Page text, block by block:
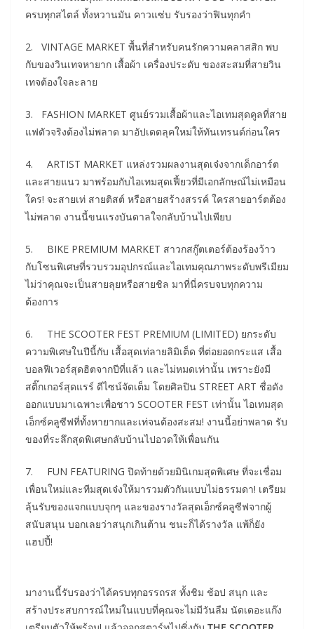
ครบทุกสไตล์ ทั้งหวานมัน คาวแซ่บ รับรองว่าฟินทุกคำ
2. VINTAGE MARKET พื้นที่สำหรับคนรักความคลาสสิก พบ
กับของวินเทจหายาก เสื้อผ้า เครื่องประดับ ของสะสมที่สายวิน
เทจต้องใจละลาย
3. FASHION MARKET ศูนย์รวมเสื้อผ้าและไอเทมสุดคูลที่สาย
แฟตัวจริงต้องไม่พลาด มาอัปเดตลุคใหม่ให้ทันเทรนด์ก่อนใคร
4. ARTIST MARKET แหล่งรวมผลงานสุดเจ๋งจากเด็กอาร์ต
และสายแนว มาพร้อมกับไอเทมสุดเฟี้ยวที่มีเอกลักษณ์ไม่เหมือน
ใคร! จะสายเท่ สายติสต์ หรือสายสร้างสรรค์ ใครสายอาร์ตต้อง
ไม่พลาด งานนี้ขนแรงบันดาลใจกลับบ้านไปเพียบ
5. BIKE PREMIUM MARKET สาวกสกู๊ตเตอร์ต้องร้องว้าว
กับโซนพิเศษที่รวบรวมอุปกรณ์และไอเทมคุณภาพระดับพรีเมียม
ไม่ว่าคุณจะเป็นสายลุยหรือสายชิล มาที่นี่ครบจบทุกความ
ต้องการ
6. THE SCOOTER FEST PREMIUM (LIMITED) ยกระดับ
ความพิเศษในปีนี้กับ เสื้อสุดเท่ลายลิมิเต็ด ที่ต่อยอดกระแส เสื้อ
บอลฟีเวอร์สุดฮิตจากปีที่แล้ว และไม่หมดเท่านั้น เพราะยังมี
สติ๊กเกอร์สุดแรร์ ดีไซน์จัดเต็ม โดยศิลปิน STREET ART ชื่อดัง
ออกแบบมาเฉพาะเพื่อชาว SCOOTER FEST เท่านั้น ไอเทมสุด
เอ็กซ์คลูซีฟที่ทั้งหายากและเท่จนต้องสะสม! งานนี้อย่าพลาด รับ
ของที่ระลึกสุดพิเศษกลับบ้านไปอวดให้เพื่อนกัน
7. FUN FEATURING ปิดท้ายด้วยมินิเกมสุดพิเศษ ที่จะเชื่อม
เพื่อนใหม่และทีมสุดเจ๋งให้มารวมตัวกันแบบไม่ธรรมดา! เตรียม
ลุ้นรับของแจกแบบจุกๆ และของรางวัลสุดเอ็กซ์คลูซีฟจากผู้
สนับสนุน บอกเลยว่าสนุกเกินต้าน ชนะก็ได้รางวัล แพ้ก็ยัง
แฮปปี้!
มางานนี้รับรองว่าได้ครบทุกอรรถรส ทั้งชิม ช้อป สนุก และ
สร้างประสบการณ์ใหม่ในแบบที่คุณจะไม่มีวันลืม นัดเดอะแก๊ง